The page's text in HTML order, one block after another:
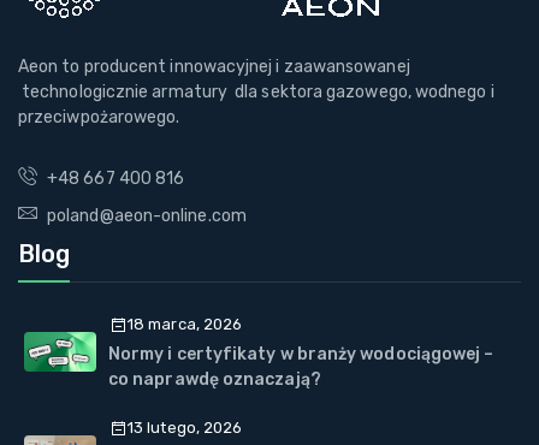
Aeon to producent innowacyjnej i zaawansowanej
technologicznie armatury dla sektora gazowego, wodnego i
przeciwpożarowego.
+48 667 400 816
poland@aeon-online.com
Blog
18 marca, 2026
Normy i certyfikaty w branży wodociągowej –
co naprawdę oznaczają?
13 lutego, 2026